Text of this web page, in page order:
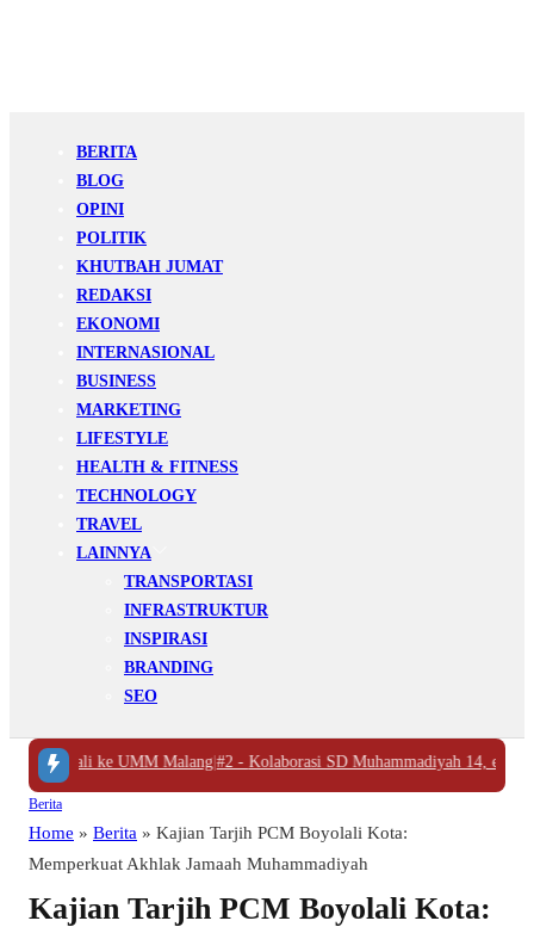
BERITA
BLOG
OPINI
POLITIK
KHUTBAH JUMAT
REDAKSI
EKONOMI
INTERNASIONAL
BUSINESS
MARKETING
LIFESTYLE
HEALTH & FITNESS
TECHNOLOGY
TRAVEL
LAINNYA
TRANSPORTASI
INFRASTRUKTUR
INSPIRASI
BRANDING
SEO
ke UMM Malang| #2 -Kolaborasi SD Muhammadiyah 14, eSaje Sikop,
Berita
Home » Berita » Kajian Tarjih PCM Boyolali Kota:
Memperkuat Akhlak Jamaah Muhammadiyah
Kajian Tarjih PCM Boyolali Kota: